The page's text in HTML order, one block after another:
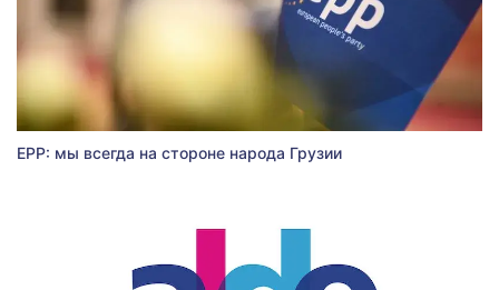
EPP: мы всегда на стороне народа Грузии